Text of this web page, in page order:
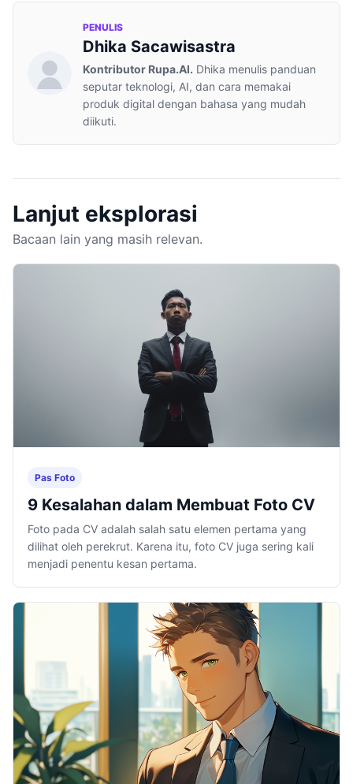
PENULIS
Dhika Sacawisastra
Kontributor Rupa.AI. Dhika menulis panduan
seputar teknologi, AI, dan cara memakai
produk digital dengan bahasa yang mudah
diikuti.
Lanjut eksplorasi
Bacaan lain yang masih relevan.
Pas Foto
9 Kesalahan dalam Membuat Foto CV
Foto pada CV adalah salah satu elemen pertama yang
dilihat oleh perekrut. Karena itu, foto CV juga sering kali
menjadi penentu kesan pertama.